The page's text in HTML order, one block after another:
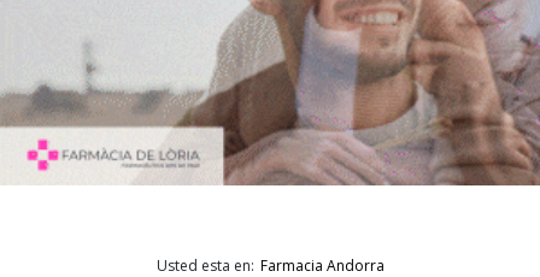
Usted esta en: Farmacia Andorra